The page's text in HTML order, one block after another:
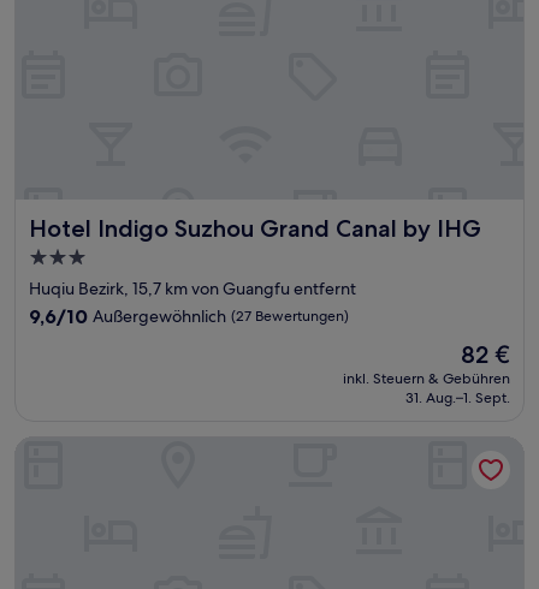
Hotel Indigo Suzhou Grand Canal by IHG
Hotel Indigo Suzhou Grand Canal by IHG
3.0-
Sterne-
Unterkunft
Huqiu Bezirk, 15,7 km von Guangfu entfernt
9.6
9,6/10 Außergewöhnlich (27 Bewertungen)
Der
Preis
beträgt
82 €
inkl. Steuern & Gebühren
31. Aug.–1. Sept.